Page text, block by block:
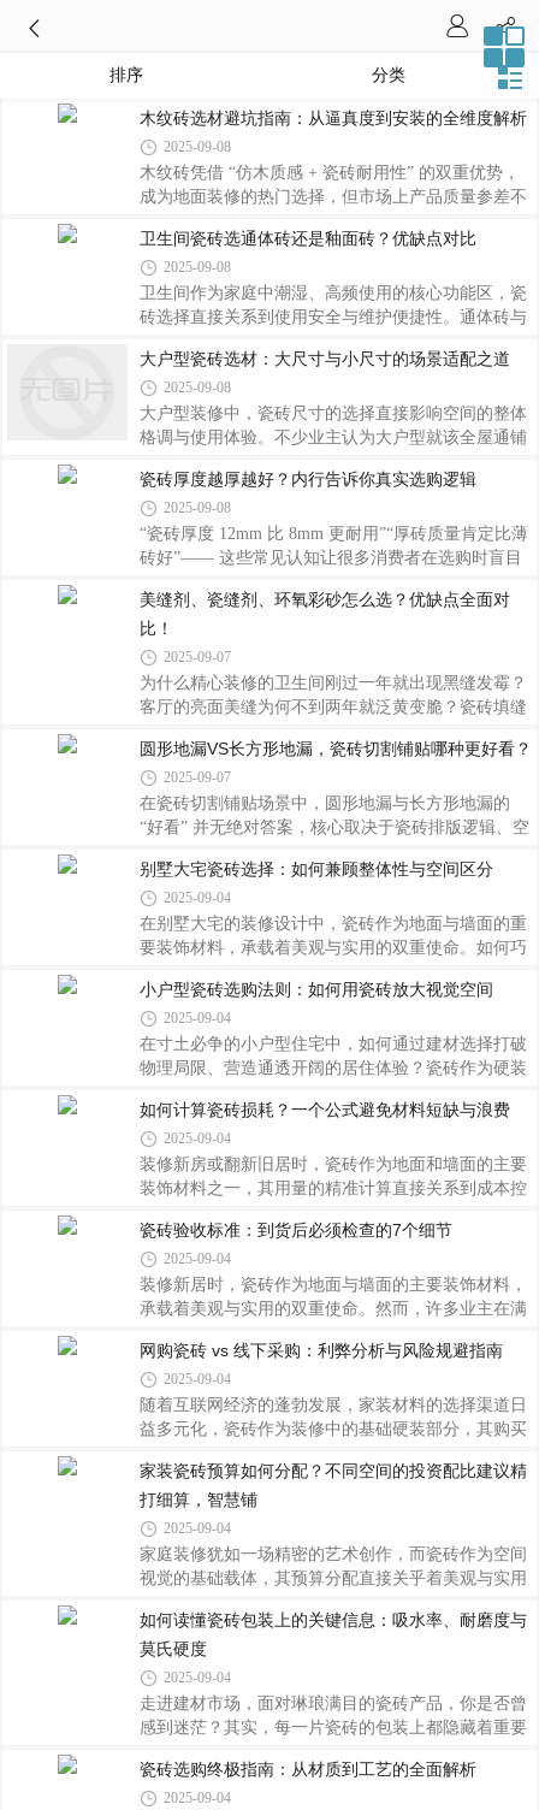
排序 分类
木纹砖选材避坑指南：从逼真度到安装的全维度解析
2025-09-08
木纹砖凭借 “仿木质感 + 瓷砖耐用性” 的双重优势，
成为地面装修的热门选择，但市场上产品质量参差不
真度鉴别、耐磨性判断与安装细节，最终买到 “形似
神不似” 或使用不久就磨损的产品。想要选对木纹
砖，需围绕逼真度、耐磨性、安装要求三大核心要点
逐一把关。鉴别木纹砖的核心是 “逼真度”，而非单纯
长肌理，不仅要做到纹路清晰、自然流畅，还要有木
材特有的节疤、年轮、导管等细节，且纹理重复率低
—— 劣质木纹砖多采用简单印花工
卫生间瓷砖选通体砖还是釉面砖？优缺点对比
2025-09-08
卫生间作为家庭中潮湿、高频使用的核心功能区，瓷
砖选择直接关系到使用安全与维护便捷性。通体砖与
场景上差异显著，并非简单的 “优劣之分”，而是 “适
配之选”。只有结合卫生间干湿分区、功能需求与装
修风格，才能选出真正合适的产品。通体砖的核心优
势在于材质的统一性 —— 砖体从表面到内部的纹
硬度强。这种特性让它在卫生间地面应用中表现突
出：耐磨抗造，长期经受脚踩、清洁工具摩擦也不易
出现划痕；吸水率普遍低于 0.5%，遇水后不易
大户型瓷砖选材：大尺寸与小尺寸的场景适配之道
2025-09-08
大户型装修中，瓷砖尺寸的选择直接影响空间的整体
格调与使用体验。不少业主认为大户型就该全屋通铺
寸砖的精致度，需根据不同空间的功能属性、装修风
格与视觉需求合理搭配，才能实现 “尺尽其用” 的效
果。大尺寸瓷砖（通常指 750×1500mm 及以上规格）
最适合客餐厅、开放式书房等核心公共区域。这类空
流畅的视觉延伸感，尤其适配现代简约、轻奢等追求
简洁大气的风格。例如，120㎡以上的客餐厅选用
1200×2400mm 的通体砖通铺，搭配浅灰、米
瓷砖厚度越厚越好？内行告诉你真实选购逻辑
2025-09-08
“瓷砖厚度 12mm 比 8mm 更耐用”“厚砖质量肯定比薄
砖好”—— 这些常见认知让很多消费者在选购时盲目
上，瓷砖的质量与厚度没有直接因果关系，盲目选厚
砖不仅增加成本，还可能引发铺贴难题。本文将拆解
“厚度误区” 背后的真相，结合空间需求和行业标准，
给出科学的厚度选购逻辑。一、打破误区：瓷砖厚度
≠质量，这些 “厚砖陷阱” 要警惕很多消费者把厚度当
术误导。瓷砖的耐用性、稳定性主要取决于材质密
度、烧制工艺、釉面质量，而非单
美缝剂、瓷缝剂、环氧彩砂怎么选？优缺点全面对
比！
2025-09-07
为什么精心装修的卫生间刚过一年就出现黑缝发霉？
客厅的亮面美缝为何不到两年就泛黄变脆？瓷砖填缝
性与美观度。美缝剂、瓷缝剂、环氧彩砂三者究竟有
何区别？本文将从成分本质、性能对比、场景适配三
个维度，为你提供一套完整的选择方法论，让你避开
90% 的装修坑。材料本质大揭秘：三种材料的核心差
些本质区别是正确选择的基础。美缝剂（俗称真瓷
胶）主要由环氧树脂、固化剂和颜料组成，分为水性
和油性两种类型。水性美缝剂柔韧性更佳，适合
圆形地漏VS长方形地漏，瓷砖切割铺贴哪种更好看？
2025-09-07
在瓷砖切割铺贴场景中，圆形地漏与长方形地漏的
“好看” 并无绝对答案，核心取决于瓷砖排版逻辑、空
结合具体需求选择，以下从视觉效果、切割难度、适
配场景三个维度展开分析，帮你精准判断：一、核心
差异对比：从 “视觉” 到 “落地” 的全面考量维度圆形
地漏长方形地漏视觉风格圆润柔和，弱化存在感，适
化”“对称感” 需求瓷砖切割方式多为 “单砖挖孔”，切
割范围集中在单块瓷砖内多为 “跨砖拼接”，需切割 2-
4 块瓷砖拼合边缘切割
别墅大宅瓷砖选择：如何兼顾整体性与空间区分
2025-09-04
在别墅大宅的装修设计中，瓷砖作为地面与墙面的重
要装饰材料，承载着美观与实用的双重使命。如何巧
现不同功能区域的合理区分，是每位业主和设计师都
需要深思的问题。本文将从色彩搭配、纹理设计、规
格尺寸及铺贴方式等方面，探讨如何在别墅装修中兼
顾瓷砖的整体性和空间区分。一、色彩搭配：营造基
最直接有效的手段之一。在选择瓷砖时，应先确定整
个住宅的主色调，以此为基础进行延伸和变化。例
如，若客厅采用浅灰色调营造宁静雅致的氛围，
小户型瓷砖选购法则：如何用瓷砖放大视觉空间
2025-09-04
在寸土必争的小户型住宅中，如何通过建材选择打破
物理局限、营造通透开阔的居住体验？瓷砖作为硬装
运用，正是解锁空间魔法的关键钥匙。掌握以下科学
选购法则，能让有限面积焕发无限延展的可能性。冷
色调基底构建通透感是首要原则。浅灰、米白或淡蓝
等低饱和度色系如同天然柔光滤镜，能有效反射自然
渐变组合，例如地面使用珍珠白哑光砖，墙面过渡到
浅雾灰亮面砖，通过光影层次变化引导视线延伸。若
追求个性表达，可局部点缀不超过20%面积的跳
如何计算瓷砖损耗？一个公式避免材料短缺与浪费
2025-09-04
装修新房或翻新旧居时，瓷砖作为地面和墙面的主要
装饰材料之一，其用量的精准计算直接关系到成本控
入两难境地——要么因估算不足导致中途补货耽误工
期，要么过量采购造成不必要的浪费。那么如何有效
计算瓷砖的损耗呢？本文将为您揭晓一个实用公式，
助您轻松规避这些问题。明确影响损耗的关键因素瓷
耗。这些损耗主要来源于以下几个方面：一是切割过
程中的边角料，尤其是在遇到异形区域（如墙角、管
道周围）需要进行特殊裁剪；二是运输及搬运
瓷砖验收标准：到货后必须检查的7个细节
2025-09-04
装修新居时，瓷砖作为地面与墙面的主要装饰材料，
承载着美观与实用的双重使命。然而，许多业主在满
憾。实际上，到货后的仔细核查是确保最终效果的关
键一步。以下是您必须关注的七个细节要点：一、外
观完整性检验逐箱打开包装，取出每一块瓷砖进行全
方位目视扫描。重点排查边缘是否存在崩角、缺棱现
应标记记录，因为这些看似不起眼的小问题会在铺贴
后被放大，影响整体视觉效果和使用寿命。对于高端
产品而言，更需留意釉面是否均匀光滑，图案
网购瓷砖 vs 线下采购：利弊分析与风险规避指南
2025-09-04
随着互联网经济的蓬勃发展，家装材料的选择渠道日
益多元化，瓷砖作为装修中的基础硬装部分，其购买
选择——线上网店选购与线下实体店采买。两者各具
特色，也伴随着不同的优势和潜在风险。本文将从价
格透明度、产品体验、售后服务及决策效率等维度展
开对比分析，并提供实用的风险规避策略，助您做出
最适合自己的选择。网购瓷砖的优势与挑战优势显
满减、折扣券等活动，叠加店铺优惠后，同款产品往
往比实体店便宜15%-30%。尤其对于预算有限的业
家装瓷砖预算如何分配？不同空间的投资配比建议精
打细算，智慧铺
2025-09-04
家庭装修犹如一场精密的艺术创作，而瓷砖作为空间
视觉的基础载体，其预算分配直接关乎着美观与实用
建立科学的“空间投资配比”思维，让每一分钱都花在
刀刃上。厨房无疑是瓷砖战场的核心阵地。这里高温
高湿、油烟肆虐的环境特性，决定了必须选用耐磨性
超强（莫氏硬度≥6级）、防滑系数达标的釉面砖或通
体砖。建议将总预算的35%-40%投放于此，优先保障
至吊柜底部的区域，可采用局部加厚处理，有效抵御
热胀冷缩带来的开裂风险。对于开放式厨房
如何读懂瓷砖包装上的关键信息：吸水率、耐磨度与
莫氏硬度
2025-09-04
走进建材市场，面对琳琅满目的瓷砖产品，你是否曾
感到迷茫？其实，每一片瓷砖的包装上都隐藏着重要
看似专业的术语，实则是帮助我们挑选合适瓷砖的关
键钥匙。今天，就让我们一起揭开它们的神秘面纱。
瓷砖选购终极指南：从材质到工艺的全面解析
2025-09-04